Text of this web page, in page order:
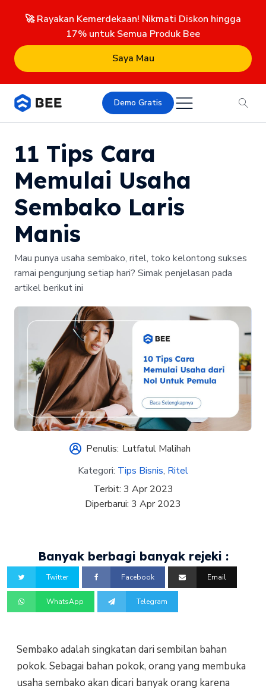
🚀 Rayakan Kemerdekaan! Nikmati Diskon hingga
17% untuk Semua Produk Bee
Saya Mau
Demo Gratis
11 Tips Cara
Memulai Usaha
Sembako Laris
Manis
Mau punya usaha sembako, ritel, toko kelontong sukses
ramai pengunjung setiap hari? Simak penjelasan pada
artikel berikut ini
Penulis: Lutfatul Malihah
Kategori: Tips Bisnis, Ritel
Terbit: 3 Apr 2023
Diperbarui: 3 Apr 2023
Banyak berbagi banyak rejeki :
Twitter Facebook Email
WhatsApp Telegram
Sembako adalah singkatan dari sembilan bahan
pokok. Sebagai bahan pokok, orang yang membuka
usaha sembako akan dicari banyak orang karena